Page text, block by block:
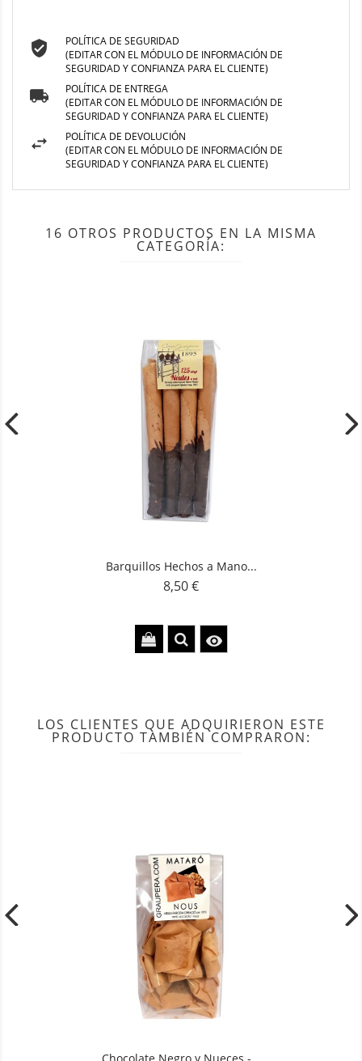
POLÍTICA DE SEGURIDAD
(EDITAR CON EL MÓDULO DE INFORMACIÓN DE
SEGURIDAD Y CONFIANZA PARA EL CLIENTE)
POLÍTICA DE ENTREGA
(EDITAR CON EL MÓDULO DE INFORMACIÓN DE
SEGURIDAD Y CONFIANZA PARA EL CLIENTE)
POLÍTICA DE DEVOLUCIÓN
(EDITAR CON EL MÓDULO DE INFORMACIÓN DE
SEGURIDAD Y CONFIANZA PARA EL CLIENTE)
16 OTROS PRODUCTOS EN LA MISMA
CATEGORÍA:
Barquillos Hechos a Mano...
Precio
8,50 €

LOS CLIENTES QUE ADQUIRIERON ESTE
PRODUCTO TAMBIÉN COMPRARON: